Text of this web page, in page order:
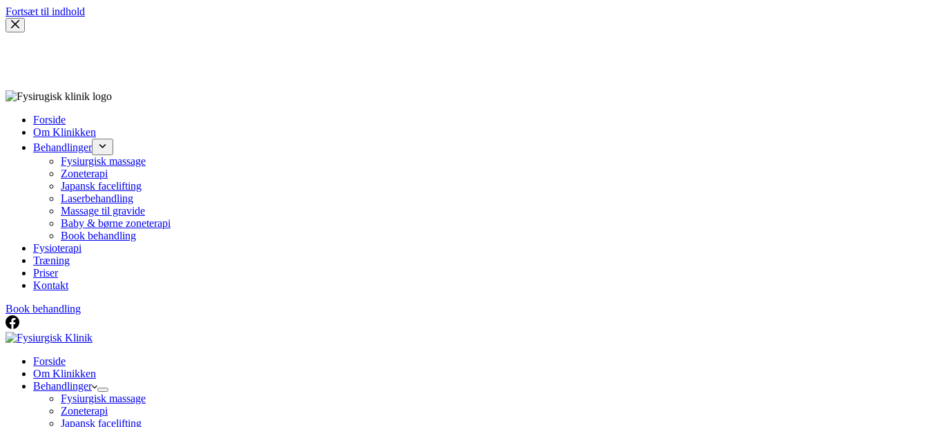
Fortsæt til indhold
Forside
Om Klinikken
Behandlinger
Fysiurgisk massage
Zoneterapi
Japansk facelifting
Laserbehandling
Massage til gravide
Baby & børne zoneterapi
Book behandling
Fysioterapi
Træning
Priser
Kontakt
Book behandling
Forside
Om Klinikken
Behandlinger
Fysiurgisk massage
Zoneterapi
Japansk facelifting